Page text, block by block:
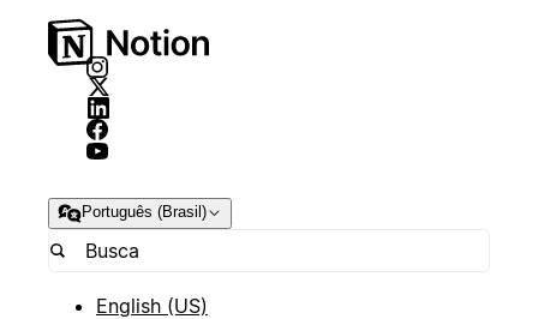
Português (Brasil)
English (US)